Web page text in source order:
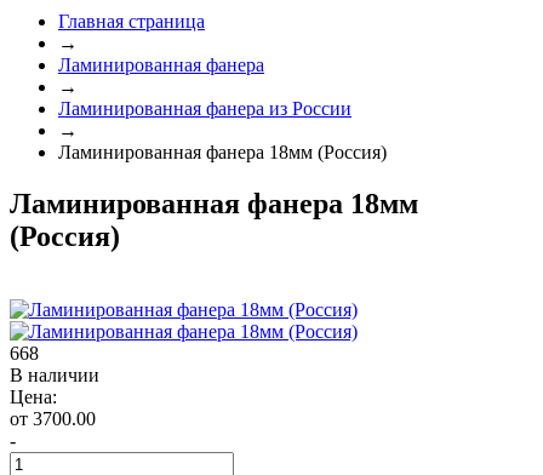
Главная страница
→
Ламинированная фанера
→
Ламинированная фанера из России
→
Ламинированная фанера 18мм (Россия)
Ламинированная фанера 18мм
(Россия)
668
В наличии
Цена:
от 3700.00
-